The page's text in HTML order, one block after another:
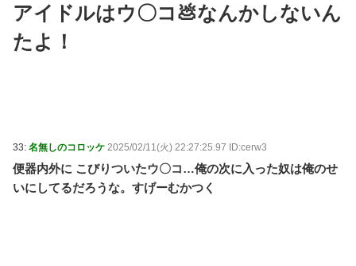
アイドルはウ〇コ💩なんかしないん
たよ！
33: 名無しのコロッケ 2025/02/11(火) 22:27:25.97 ID:cerw3
便器内外に こびりついたウ〇コ…俺の次に入った奴は俺のせ
いにしてるだろうな。すげーむかつく